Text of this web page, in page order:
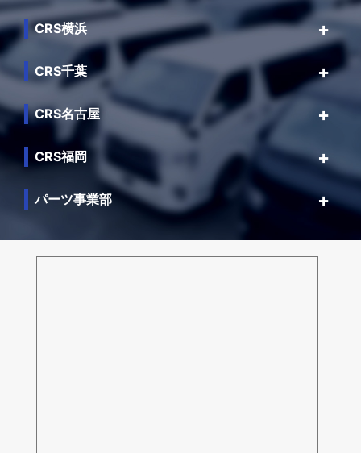
CRS横浜
CRS千葉
CRS名古屋
CRS福岡
パーツ事業部